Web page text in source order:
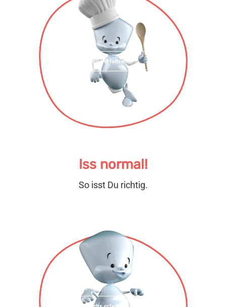
Mehr erfahren
Iss normal!
So isst Du richtig.